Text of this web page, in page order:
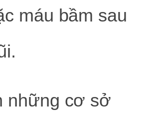
máu bầm sau
những cơ sở